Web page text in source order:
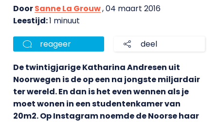
DoorSanne La Grouw, 04 maart 2016
Leestijd:1 minuut
reageer deel
De twintigjarige Katharina Andresen uit
Noorwegen is de op een na jongste miljardair
ter wereld. En dan is het even wennen als je
moet wonen in een studentenkamer van
20m2. Op Instagram noemde de Noorse haar